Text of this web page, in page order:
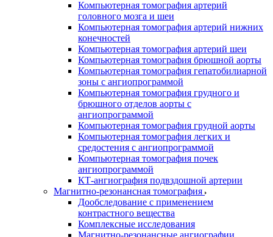
Компьютерная томография артерий
головного мозга и шеи
Компьютерная томография артерий нижних
конечностей
Компьютерная томография артерий шеи
Компьютерная томография брюшной аорты
Компьютерная томография гепатобилиарной
зоны с ангиопрограммой
Компьютерная томография грудного и
брюшного отделов аорты с
ангиопрограммой
Компьютерная томография грудной аорты
Компьютерная томография легких и
средостения с ангиопрограммой
Компьютерная томография почек
ангиопрограммой
КТ-ангиография подвздошной артерии
Магнитно-резонансная томография
Дообследование с применением
контрастного вещества
Комплексные исследования
Магнитно-резонансные ангиографии